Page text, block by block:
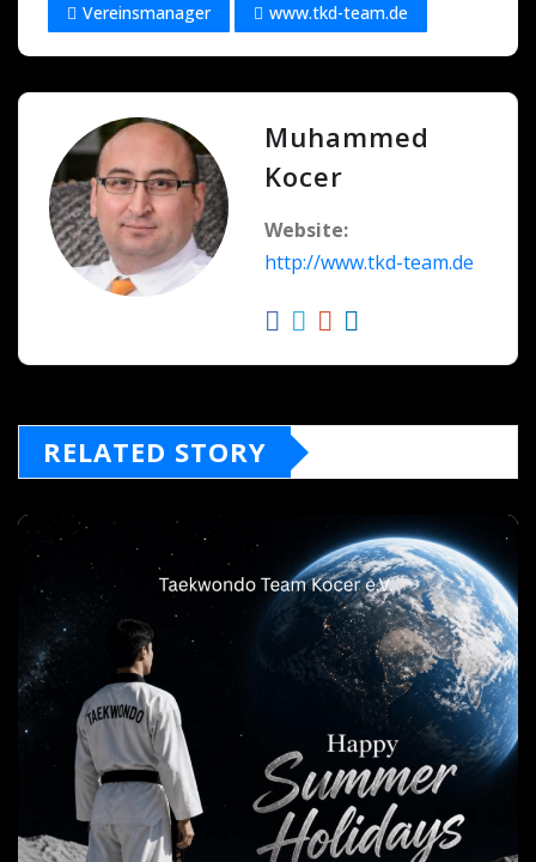
Vereinsmanager
www.tkd-team.de
Muhammed
Kocer
Website:
http://www.tkd-team.de
RELATED STORY